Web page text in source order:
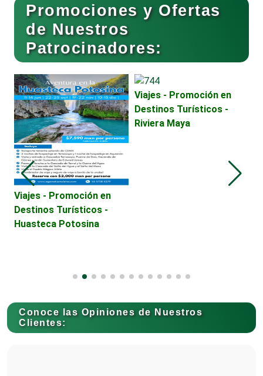
Conferencias Empresariales
Construcciones en General
Contadores
Control de Plagas
Conversiones Automotrices
Cortinas, Persianas y Alfombras
Cremerías y Salchichonerías
Promociones y Ofertas
de Nuestros
Patrocinadores:
Viajes - Promoción en
Destinos Turísticos -
Huasteca Potosina
Viajes - Promoción en
Destinos Turísticos -
Riviera Maya
Conoce las Opiniones de Nuestros
Clientes: